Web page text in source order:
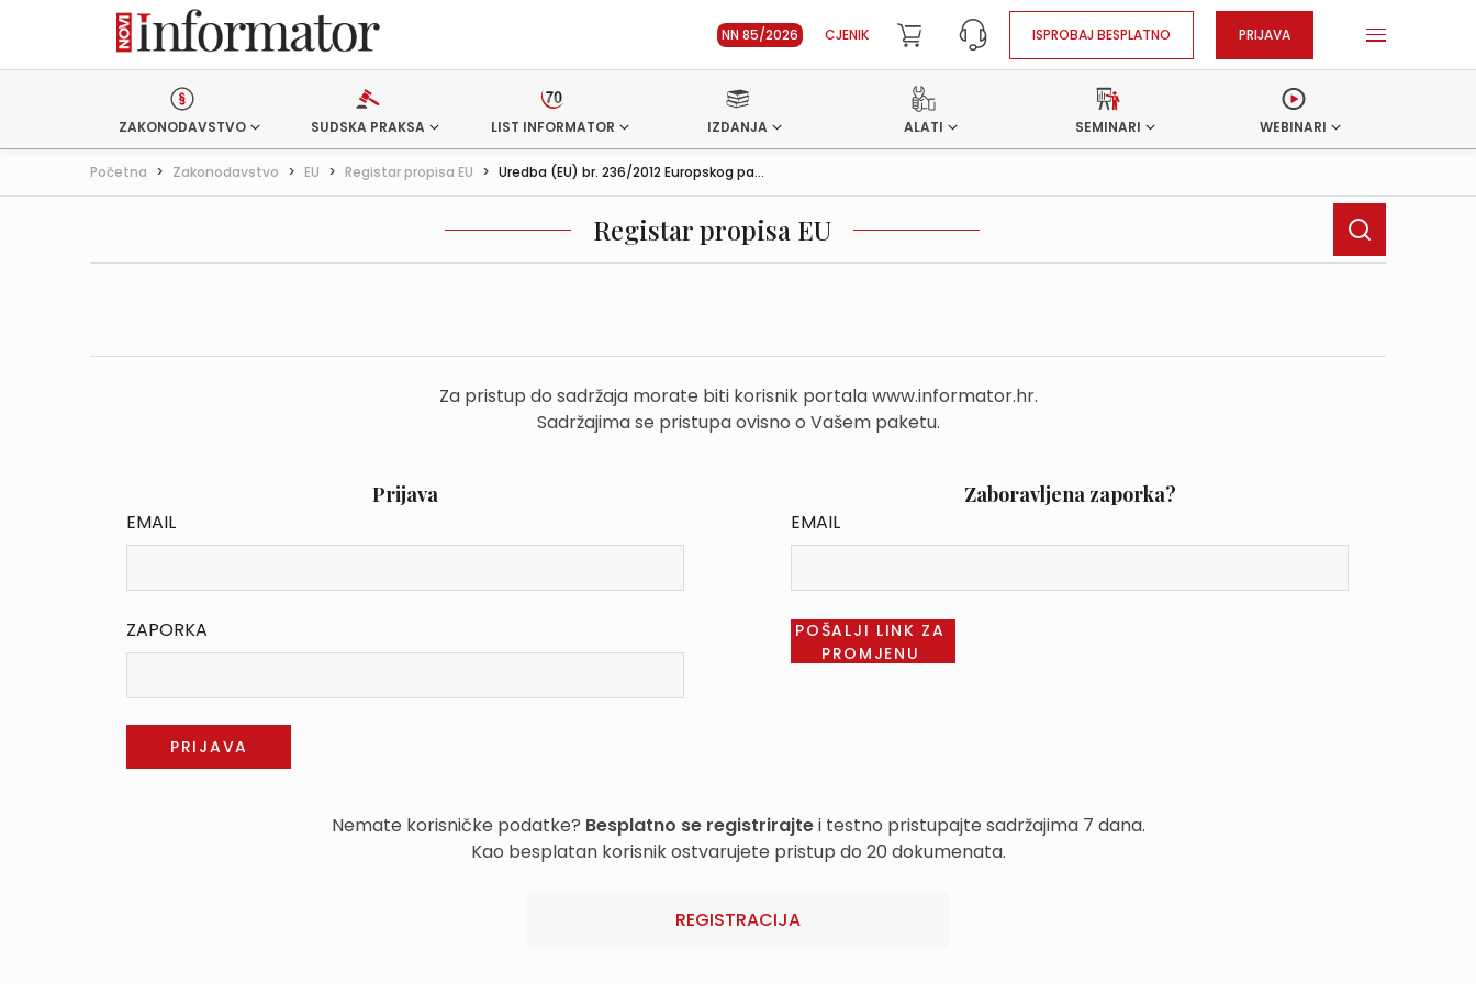
NN 85/2026 CJENIK ISPROBAJ BESPLATNO PRIJAVA
ZAKONODAVSTVO SUDSKA PRAKSA LIST INFORMATOR IZDANJA ALATI SEMINARI WEBINARI
Početna > Zakonodavstvo > EU > Registar propisa EU > Uredba (EU) br. 236/2012 Europskog pa...
Registar propisa EU
Za pristup do sadržaja morate biti korisnik portala www.informator.hr.
Sadržajima se pristupa ovisno o Vašem paketu.
Prijava
EMAIL
ZAPORKA
Zaboravljena zaporka?
EMAIL
Nemate korisničke podatke? Besplatno se registrirajtei testno pristupajte sadržajima 7 dana.
Kao besplatan korisnik ostvarujete pristup do 20 dokumenata.
REGISTRACIJA